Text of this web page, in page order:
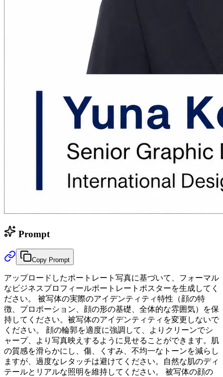
Prompt
Copy Prompt
アップロードしたポートレート写真に基づいて、フォーマル
なビジネスプロフィールポートレートポスターを生成してく
ださい。 被写体の実際のアイデンティティ特性（顔の特
徴、プロポーション、顔の形の基礎、全体的な雰囲気）を保
持してください。被写体のアイデンティティを変更しないで
ください。 顔の輪郭を適度に強調して、よりクリーンでシ
ャープ、より写真映えするように見せることができます。肌
の質感を滑らかにし、傷、くすみ、不均一なトーンを減らし
ますが、過度なレタッチは避けてください。自然な肌のディ
テールとリアルな照明を維持してください。 被写体の顔の